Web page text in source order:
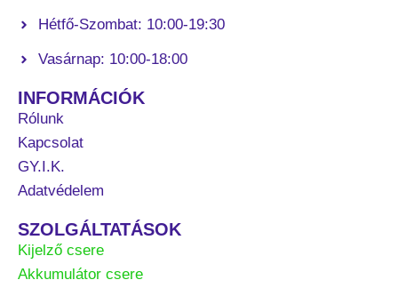
Hétfő-Szombat: 10:00-19:30
Vasárnap: 10:00-18:00
INFORMÁCIÓK
Rólunk
Kapcsolat
GY.I.K.
Adatvédelem
SZOLGÁLTATÁSOK
Kijelző csere
Akkumulátor csere